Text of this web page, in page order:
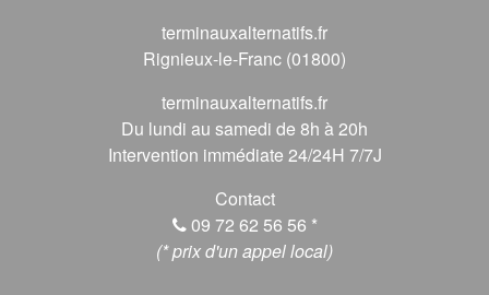
terminauxalternatifs.fr
Rignieux-le-Franc (01800)
terminauxalternatifs.fr
Du lundi au samedi de 8h à 20h
Intervention immédiate 24/24H 7/7J
Contact
09 72 62 56 56 *
(* prix d'un appel local)